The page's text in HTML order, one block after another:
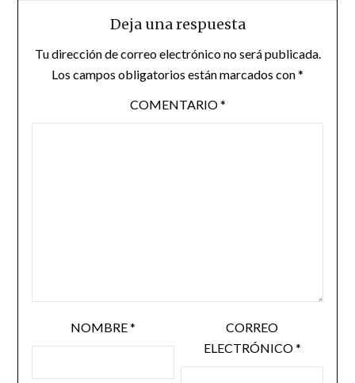
Deja una respuesta
Tu dirección de correo electrónico no será publicada.
Los campos obligatorios están marcados con*
COMENTARIO*
NOMBRE*
CORREO
ELECTRÓNICO*